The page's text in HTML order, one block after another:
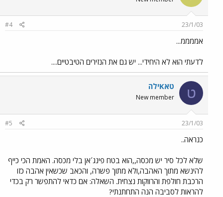
23/1/03
#4
אממממ...
לדעתי הוא לא היחידי... יש גם את הנזירים הטיבטיים....
ט טאKילה
New member
23/1/03
#5
כנראה..
שלא לכל סיר יש מכסה,,הוא בטח פינג´אן בלי מכסה. האמת הכי כייף
להינשא מתוך האהבה,ולא מתוך פשרה, והכאב שכשאין אהבה כזו
הרכבת חולפת והרווקות נצחית. השאלה: אם כדאי להתפשר רק בכדי
להראות לסביבה הנה התחתנתי?